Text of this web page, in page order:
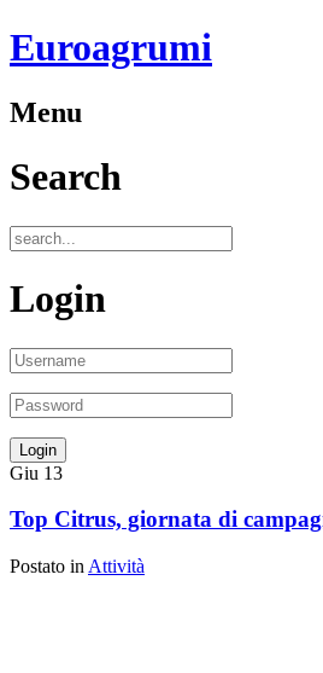
Euroagrumi
Menu
Search
Login
Giu 13
Top Citrus, giornata di
Postato in Attività